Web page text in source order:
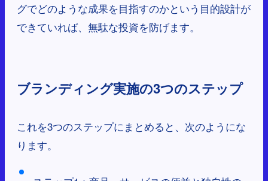
グでどのような成果を目指すのかという目的設計が
できていれば、無駄な投資を防げます。
ブランディング実施の3つのステップ
これを3つのステップにまとめると、次のようにな
ります。